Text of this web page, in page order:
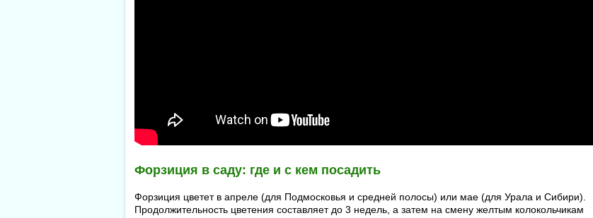
Форзиция в саду: где и с кем посадить
Форзиция цветет в апреле (для Подмосковья и средней полосы) или мае (для Урала и Сибири).
Продолжительность цветения составляет до 3 недель, а затем на смену желтым колокольчикам